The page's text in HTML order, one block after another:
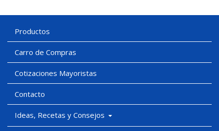
Productos
Carro de Compras
Cotizaciones Mayoristas
Contacto
Ideas, Recetas y Consejos